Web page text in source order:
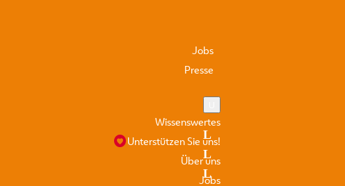
Jobs
Presse
Wissenswertes
Unterstützen Sie uns!
Über uns
Jobs